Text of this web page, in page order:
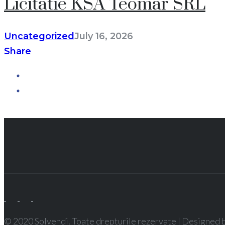
Licitatie KSA Teomar SRL
UncategorizedJuly 16, 2026
Share
© 2020 Solvendi. Toate drepturile rezervate | Designed